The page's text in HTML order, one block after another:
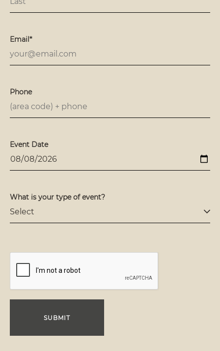
Email*
Phone
Event Date
What is your type of event?
SUBMIT